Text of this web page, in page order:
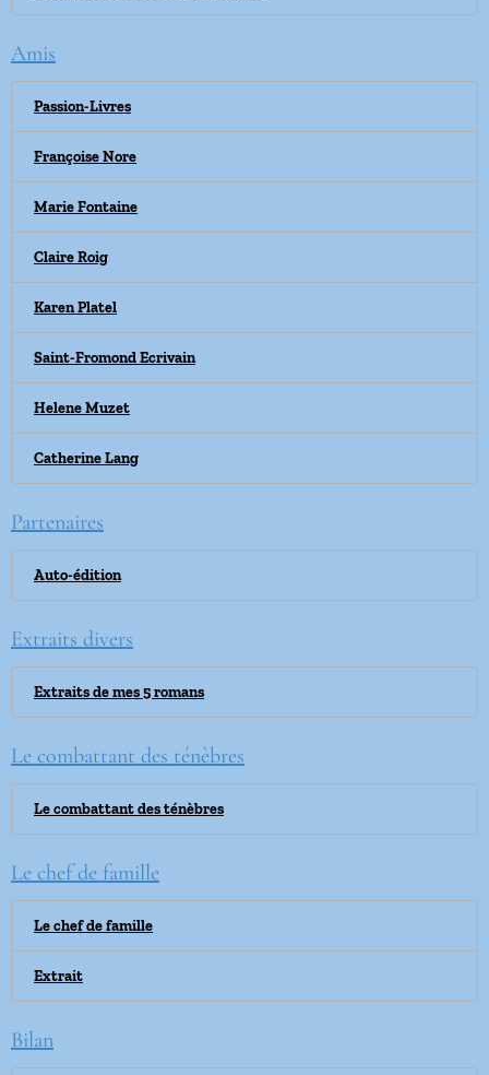
Amis
Passion-Livres
Françoise Nore
Marie Fontaine
Claire Roig
Karen Platel
Saint-Fromond Ecrivain
Helene Muzet
Catherine Lang
Partenaires
Auto-édition
Extraits divers
Extraits de mes 5 romans
Le combattant des ténèbres
Le combattant des ténèbres
Le chef de famille
Le chef de famille
Extrait
Bilan